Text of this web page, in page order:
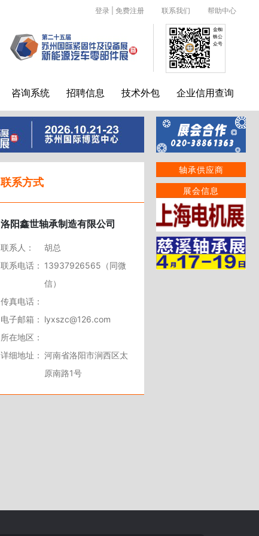
联系我们 帮助中心
登录 免费注册
咨询系统 招聘信息 技术外包 企业信用查询
金蜘
蛛公
众号
轴承供应商
展会信息
联系方式
洛阳鑫世轴承制造有限公司
联系人：
胡总
联系电话： 13937926565（同微
信）
传真电话：
电子邮箱： lyxszc@126.com
所在地区：
详细地址： 河南省洛阳市涧西区太
原南路1号